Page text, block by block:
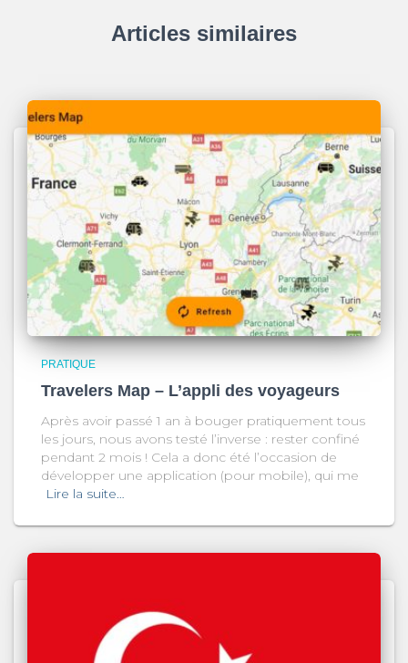
Articles similaires
PRATIQUE
Travelers Map – L’appli des voyageurs
Après avoir passé 1 an à bouger pratiquement tous
les jours, nous avons testé l’inverse : rester confiné
pendant 2 mois ! Cela a donc été l’occasion de
développer une application (pour mobile), qui me
Lire la suite…